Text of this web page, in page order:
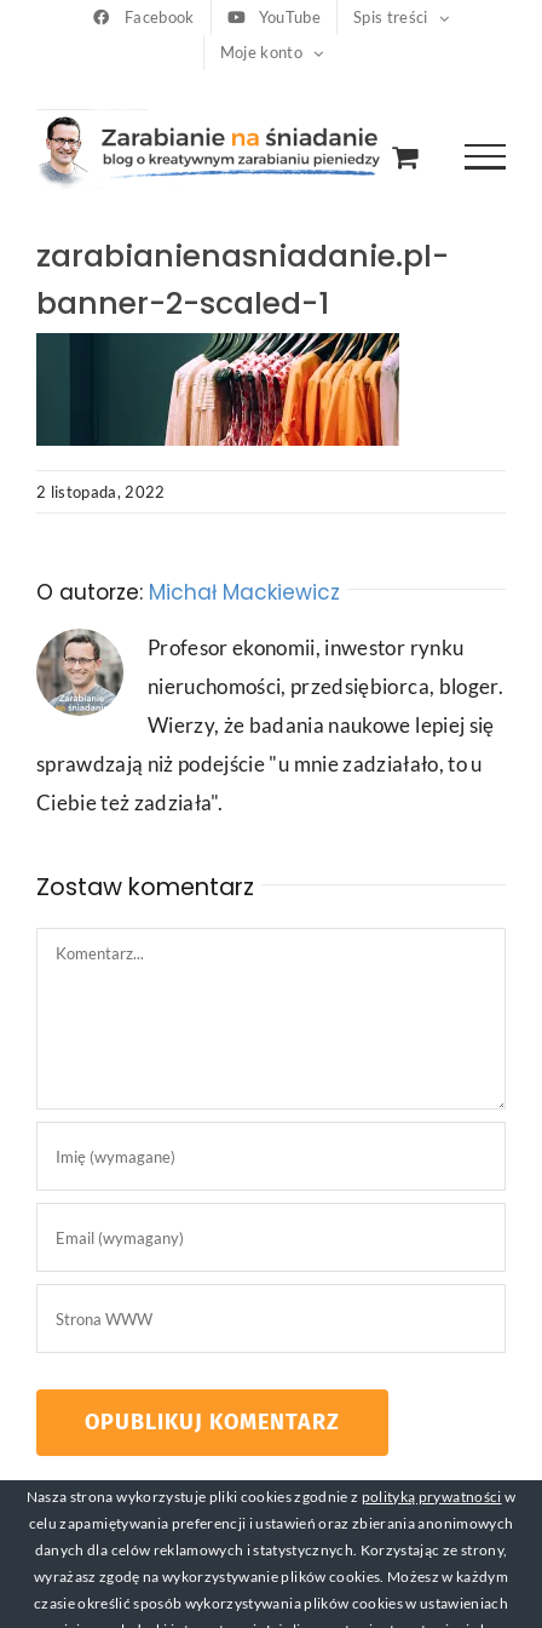
Facebook YouTube
Spis treści
Moje konto
zarabianienasniadanie.pl-
banner-2-scaled-1
2 listopada, 2022
O autorze: Michał Mackiewicz
Profesor ekonomii, inwestor rynku
nieruchomości, przedsiębiorca, bloger.
Wierzy, że badania naukowe lepiej się
sprawdzają niż podejście "u mnie zadziałało, to u
Ciebie też zadziała".
Zostaw komentarz
Comment
Nasza strona wykorzystuje pliki cookies zgodnie z polityką prywatności w
celu zapamiętywania preferencji i ustawień oraz zbierania anonimowych
danych dla celów reklamowych i statystycznych. Korzystając ze strony,
wyrażasz zgodę na wykorzystywanie plików cookies. Możesz w każdym
czasie określić sposób wykorzystywania plików cookies w ustawieniach